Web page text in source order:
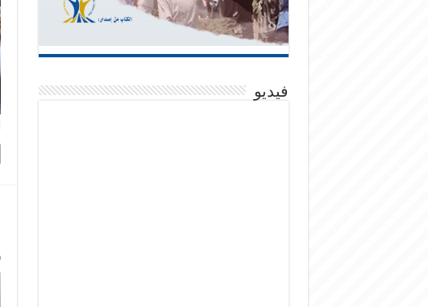
فيديو